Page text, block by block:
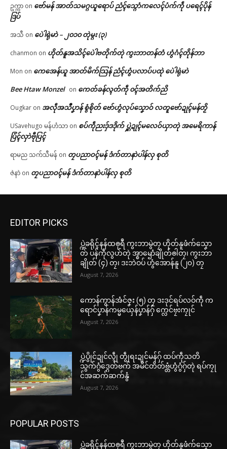
ဥက္ကာ on ဗော်မန် အာတ်သမဂ္ဂယူရောပ် ညံၚ်သ္ဂောံကလေၚ်ပံက်ကဵု ပရေၚ်ပိုန်
ဒြပ်
အသီ on ပေဲါရုဲမာဲ – ၂၀၁၀ တုဲမ္ဂး (၃)
chanmon on ဟိုတ်နူအသိၚ်ပေဲါဗတိုက်တုဲ ကွးဘာတန်တံ ဟွံဂံၚ်တိုန်ဘာ
Mon on ကေအေန်ယူ အာတ်မိက်သြန် ညံၚ်ဟွံပလာပ်ပထုဲ ပေဲါရုဲမာဲ
Bee Htaw Monzel on ကေတ်ခန်လ္ၚတ်ကဵု ၀ၚ်အတိက်ညိ
Ougkar on အလဵုအသဳပၞာန် စွံစိုတ် ဗော်ဟွံလုပ်သၞောဝ် လတူဗော်ဍုၚ်မန်တၟိ
USavehugo မန်ဟံသာ on စပ်ကဵုညးဒှ်ဒဒိုက် ပ္ဋဲဍုၚ်မလေဝ်ယှာတုဲ အမေရိကာန်
ပြံၚ်လှာဲဗီုပြၚ်
ရာမည သက်သီမန် on တၠပညာဝၚ်မန် ဒံက်တာနာဲပါန်လှ စုတိ
ဇဲနာဲ on တၠပညာဝၚ်မန် ဒံက်တာနာဲပါန်လှ စုတိ
EDITOR PICKS
ပ္ဍဲခရိုၚ်နန်ထၜုရဳ ကွးဘာမွဲတၠ ဟိုတ်နူဖံက်သၞော
တ် ပန်ကဵုလွဟ်တုဲ အ္စာၝောံချိုတ်ၜါတၠ၊ ကွးဘာ
ချိုတ် (၄) တၠ၊ ဒးဘဲဝပ် ဟွံအောန်နူ (၂၀) တၠ
August 7, 2026
ကောန်ကွာန်အံင်ဇၞး (၅) တၠ ဒးဒုင်ရပ်လဝ်ကဵု က
ရောင်ပၞာန်ကမ္မယှေန်ပၞာန်ဂှ် က္လေင်ဗၠးကၠုင်
August 7, 2026
ပ္ဍဲပွိုင်ဍုင်လ္ၚဵု တွဵုရးဍုင်မန်ဂှ် ထပ်ကဵုသတိ
သွက်ဂွံဒ္ဂေတ်ဗက် အမိင်တိတ်ဗ္တံဟွံဂွံဂှ်တုဲ ရပ်ကၠု
င်အဆက်ဆက်နွံ
August 7, 2026
POPULAR POSTS
ပ္ဍဲခရိုၚ်နန်ထၜုရဳ ကွးဘာမွဲတၠ ဟိုတ်နူဖံက်သၞော